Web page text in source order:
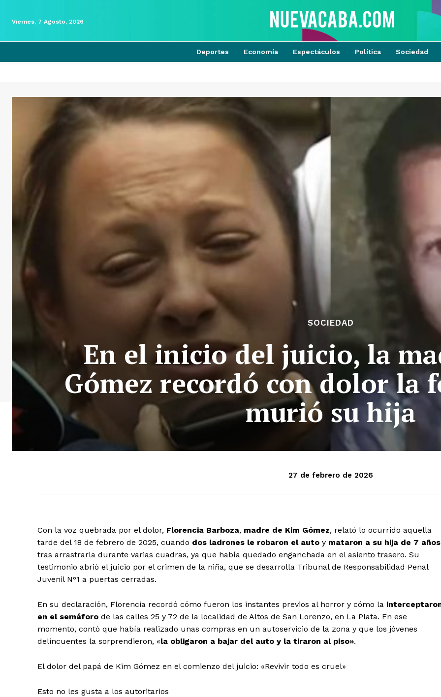
Viernes, 7 Agosto, 2026
Deportes Economía Espectáculos Política Sociedad
SOCIEDAD
En el inicio del juicio, la
Gómez recordó con dolor la
murió su hija
27 de febrero de 2026
Con la voz quebrada por el dolor, Florencia Barboza, madre de Kim Gómez, relató lo ocurrido aquella
tarde del 18 de febrero de 2025, cuando dos ladrones le robaron el auto y mataron a su hija de 7 años
tras arrastrarla durante varias cuadras, ya que había quedado enganchada en el asiento trasero. Su
testimonio abrió el juicio por el crimen de la niña, que se desarrolla Tribunal de Responsabilidad Penal
Juvenil N°1 a puertas cerradas.
En su declaración, Florencia recordó cómo fueron los instantes previos al horror y cómo la
en el semáforo de las calles 25 y 72 de la localidad de Altos de San Lorenzo, en La Plata. En ese
momento, contó que había realizado unas compras en un autoservicio de la zona y que los jóvenes
delincuentes la sorprendieron, «la obligaron a bajar del auto y la tiraron al piso».
El dolor del papá de Kim Gómez en el comienzo del juicio: «Revivir todo es cruel»
Esto no les gusta a los autoritarios